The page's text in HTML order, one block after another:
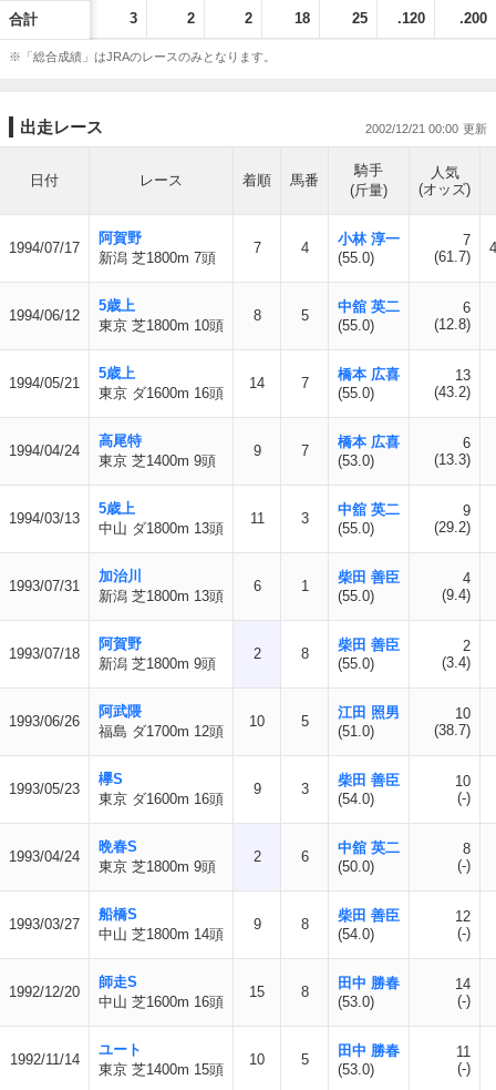
合計 3 2 2 18 25 .120 .200
※「総合成績」はJRAのレースのみとなります。
出走レース 2002/12/21 00:00
日付 レース 着順 馬番
騎手
(斤量)
人気
(オッズ)
1994/07/17
阿賀野
新潟 芝1800m 7頭
7 4
小林 淳一
(55.0)
7
(61.7)
1994/06/12
5歳上
東京 芝1800m 10頭
8 5
中舘 英二
(55.0)
6
(12.8)
1994/05/21
5歳上
東京 ダ1600m 16頭
14 7
橋本 広喜
(55.0)
13
(43.2)
1994/04/24
高尾特
東京 芝1400m 9頭
9 7
橋本 広喜
(53.0)
6
(13.3)
1994/03/13
5歳上
中山 ダ1800m 13頭
11 3
中舘 英二
(55.0)
9
(29.2)
1993/07/31
加治川
新潟 芝1800m 13頭
6 1
柴田 善臣
(55.0)
4
(9.4)
1993/07/18
阿賀野
新潟 芝1800m 9頭
2 8
柴田 善臣
(55.0)
2
(3.4)
1993/06/26
阿武隈
福島 ダ1700m 12頭
10 5
江田 照男
(51.0)
10
(38.7)
1993/05/23
欅S
東京 ダ1600m 16頭
9 3
柴田 善臣
(54.0)
10
(-)
1993/04/24
晩春S
東京 芝1800m 9頭
2 6
中舘 英二
(50.0)
8
(-)
1993/03/27
船橋S
中山 芝1800m 14頭
9 8
柴田 善臣
(54.0)
12
(-)
1992/12/20
師走S
中山 芝1600m 16頭
15 8
田中 勝春
(53.0)
14
(-)
1992/11/14
ユート
東京 芝1400m 15頭
10 5
田中 勝春
(53.0)
11
(-)